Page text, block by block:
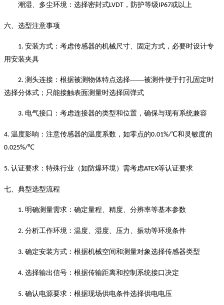
潮湿、多尘环境：选择密封式LVDT ，防护等级 IP67或以上
六、选型注意事项
1. 安装方式：考虑传感器的机械尺寸、固定方式，必要时设计专
用安装夹具
2. 测头连接：根据被测物体特点选择——被测件便于打孔固定时
选择分体式；只能接触表面测量时选择回弹式
3. 电气接口：考虑连接器的类型和位置，确保与现有系统兼容
4. 温度影响：注意传感器的温度系数，如零点的0.01%/℃和灵敏度的
0.025%/℃
5. 认证要求：特殊行业（如防爆环境）需考虑ATEX等认证要求
七、典型选型流程
1. 明确测量需求：确定量程、精度、分辨率等基本参数
2. 分析工作环境：温度、湿度、压力、振动等环境条件
3. 确定安装方式：根据机械空间和测量对象选择传感器类型
4. 选择输出信号：根据传输距离和控制系统接口决定
5. 确认电源要求：根据现场供电条件选择供电电压